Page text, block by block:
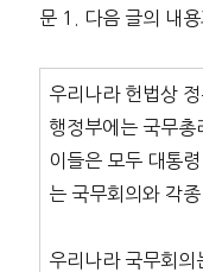
문 1. 다음 글의 내
우리나라 헌법상
행정부에는 국무
이들은 모두 대통
는 국무회의와 각
우리나라 국무회의